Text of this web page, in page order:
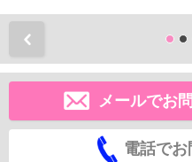
メールでお
電話で